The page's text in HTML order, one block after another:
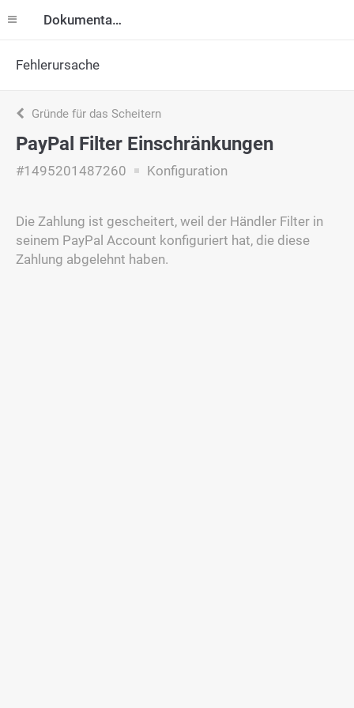
Dokumentation
Fehlerursache
Gründe für das Scheitern
PayPal Filter Einschränkungen
#1495201487260 Konfiguration
Die Zahlung ist gescheitert, weil der Händler Filter in
seinem PayPal Account konfiguriert hat, die diese
Zahlung abgelehnt haben.